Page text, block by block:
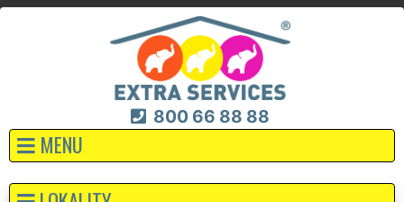
800 66 88 88
MENU